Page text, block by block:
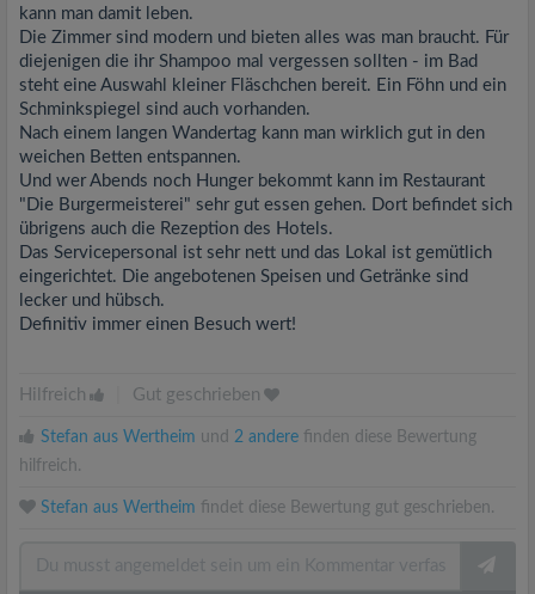
kann man damit leben.
Die Zimmer sind modern und bieten alles was man braucht. Für
diejenigen die ihr Shampoo mal vergessen sollten - im Bad
steht eine Auswahl kleiner Fläschchen bereit. Ein Föhn und ein
Schminkspiegel sind auch vorhanden.
Nach einem langen Wandertag kann man wirklich gut in den
weichen Betten entspannen.
Und wer Abends noch Hunger bekommt kann im Restaurant
"Die Burgermeisterei" sehr gut essen gehen. Dort befindet sich
übrigens auch die Rezeption des Hotels.
Das Servicepersonal ist sehr nett und das Lokal ist gemütlich
eingerichtet. Die angebotenen Speisen und Getränke sind
lecker und hübsch.
Definitiv immer einen Besuch wert!
Hilfreich Gut geschrieben
Stefan aus Wertheim und 2 andere finden diese Bewertung
hilfreich.
Stefan aus Wertheim findet diese Bewertung gut geschrieben.